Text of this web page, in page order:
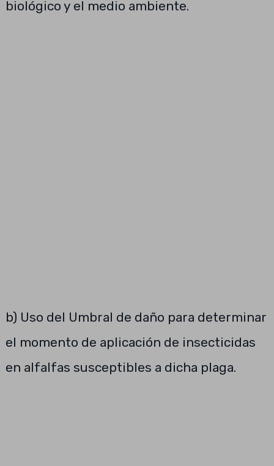
biológico y el medio ambiente.
b) Uso del Umbral de daño para determinar
el momento de aplicación de insecticidas
en alfalfas susceptibles a dicha plaga.